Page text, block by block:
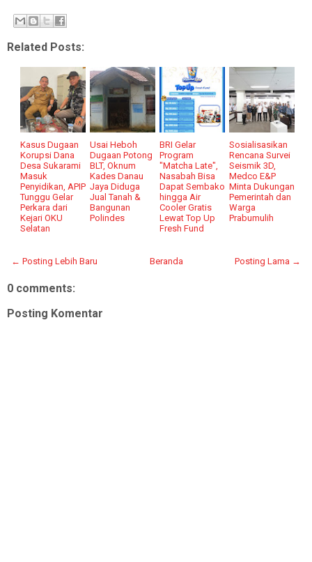
Related Posts:
Kasus Dugaan
Korupsi Dana
Desa Sukarami
Masuk
Penyidikan, APIP
Tunggu Gelar
Perkara dari
Kejari OKU
Selatan
Usai Heboh
Dugaan Potong
BLT, Oknum
Kades Danau
Jaya Diduga
Jual Tanah &
Bangunan
Polindes
BRI Gelar
Program
"Matcha Late",
Nasabah Bisa
Dapat Sembako
hingga Air
Cooler Gratis
Lewat Top Up
Fresh Fund
Sosialisasikan
Rencana Survei
Seismik 3D,
Medco E&P
Minta Dukungan
Pemerintah dan
Warga
Prabumulih
← Posting Lebih Baru Posting Lama →
Beranda
0 comments:
Posting Komentar